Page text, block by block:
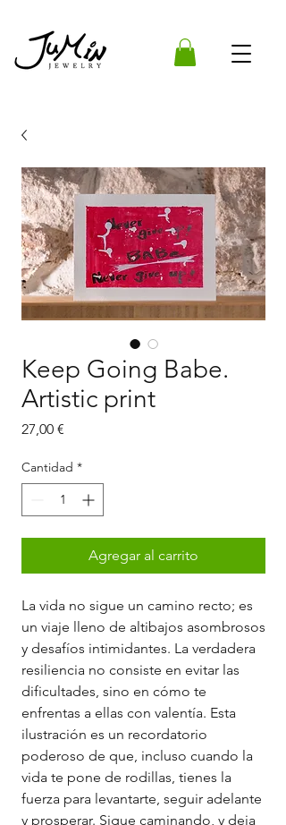
Keep Going Babe.
Artistic print
27,00 €
Cantidad *
Agregar al carrito
La vida no sigue un camino recto; es
un viaje lleno de altibajos asombrosos
y desafíos intimidantes. La verdadera
resiliencia no consiste en evitar las
dificultades, sino en cómo te
enfrentas a ellas con valentía. Esta
ilustración es un recordatorio
poderoso de que, incluso cuando la
vida te pone de rodillas, tienes la
fuerza para levantarte, seguir adelante
y prosperar. Sigue caminando, y deja